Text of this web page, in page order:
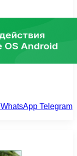
WhatsApp Telegram